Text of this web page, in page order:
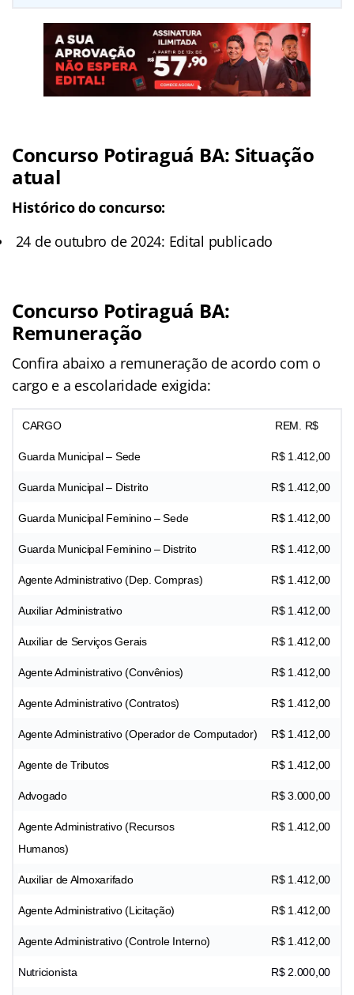
Concurso Potiraguá BA: Situação
atual
Histórico do concurso:
24 de outubro de 2024: Edital publicado
Concurso Potiraguá BA:
Remuneração
Confira abaixo a remuneração de acordo com o
cargo e a escolaridade exigida:
CARGO REM. R$
Guarda Municipal – Sede R$ 1.412,00
Guarda Municipal – Distrito R$ 1.412,00
Guarda Municipal Feminino – Sede R$ 1.412,00
Guarda Municipal Feminino – Distrito R$ 1.412,00
Agente Administrativo (Dep. Compras) R$ 1.412,00
Auxiliar Administrativo R$ 1.412,00
Auxiliar de Serviços Gerais R$ 1.412,00
Agente Administrativo (Convênios) R$ 1.412,00
Agente Administrativo (Contratos) R$ 1.412,00
Agente Administrativo (Operador de Computador) R$ 1.412,00
Agente de Tributos R$ 1.412,00
Advogado R$ 3.000,00
Agente Administrativo (Recursos
Humanos)
R$ 1.412,00
Auxiliar de Almoxarifado R$ 1.412,00
Agente Administrativo (Licitação) R$ 1.412,00
Agente Administrativo (Controle Interno) R$ 1.412,00
Nutricionista R$ 2.000,00